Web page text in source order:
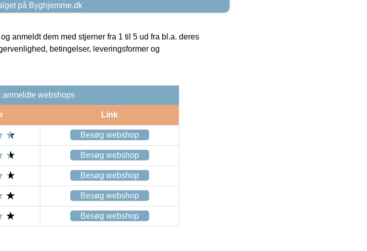
på Byghjemme.dk
anmeldt dem med stjerner fra 1 til 5 ud fra bl.a. deres
betingelser, leveringsformer og
anmeldte webshops
Link
Besøg webshop
Besøg webshop
Besøg webshop
Besøg webshop
Besøg webshop